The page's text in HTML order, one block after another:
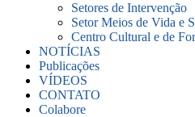
Setores de Intervenção
Setor Meios de Vida e
Centro Cultural e de
NOTÍCIAS
Publicações
VÍDEOS
CONTATO
Colabore